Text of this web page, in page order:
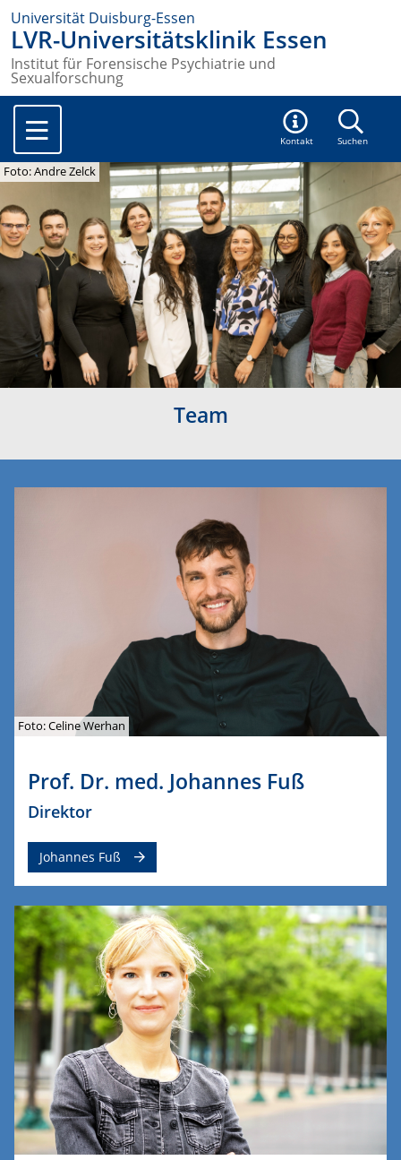
Universität Duisburg-Essen
LVR-Universitätsklinik Essen
Institut für Forensische Psychiatrie und
Sexualforschung
Kontakt Suchen
Foto: Andre Zelck
Team
Foto: Celine Werhan
Prof. Dr. med. Johannes Fuß
Direktor
Johannes Fuß